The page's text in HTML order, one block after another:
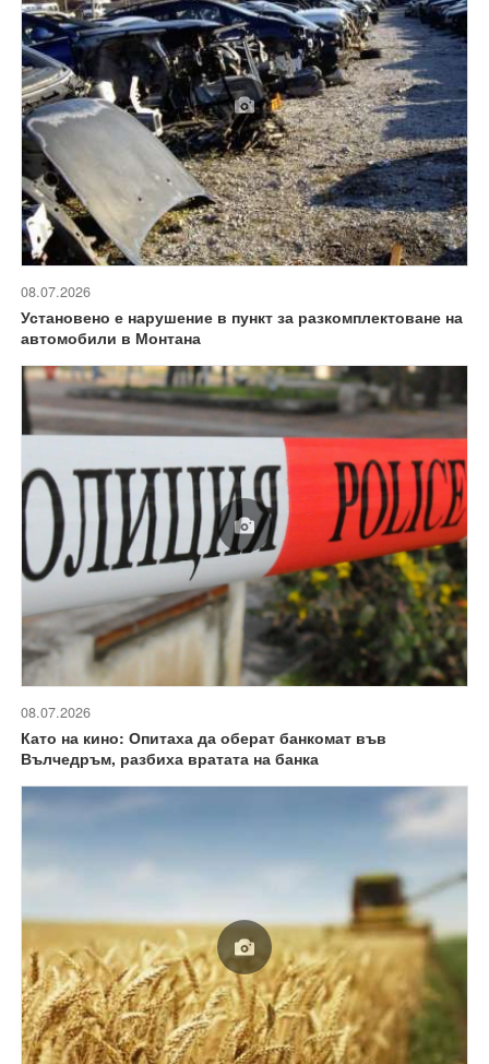
08.07.2026
Установено е нарушение в пункт за разкомплектоване на
автомобили в Монтана
08.07.2026
Като на кино: Опитаха да оберат банкомат във
Вълчедръм, разбиха вратата на банка